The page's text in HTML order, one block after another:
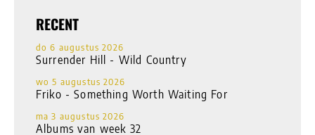
RECENT
do 6 augustus 2026
Surrender Hill - Wild Country
wo 5 augustus 2026
Friko - Something Worth Waiting For
ma 3 augustus 2026
Albums van week 32